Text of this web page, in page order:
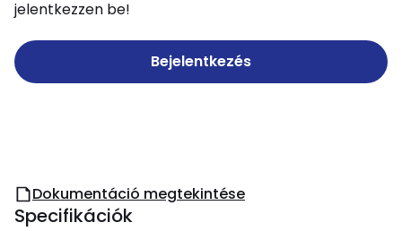
jelentkezzen be!
Bejelentkezés
Dokumentáció megtekintése
Specifikációk